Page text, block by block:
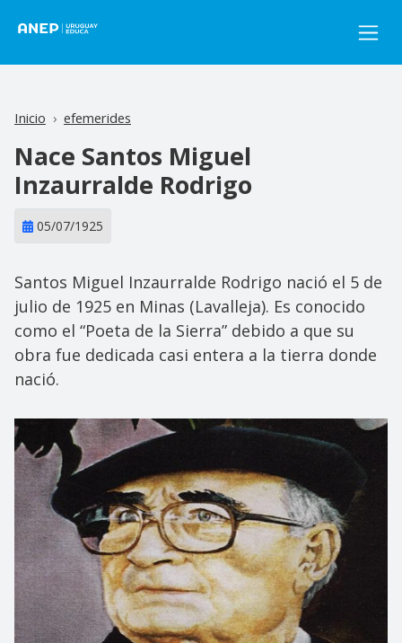
Inicio efemerides
Nace Santos Miguel
Inzaurralde Rodrigo
05/07/1925
Santos Miguel Inzaurralde Rodrigo nació el 5 de
julio de 1925 en Minas (Lavalleja). Es conocido
como el “Poeta de la Sierra” debido a que su
obra fue dedicada casi entera a la tierra donde
nació.